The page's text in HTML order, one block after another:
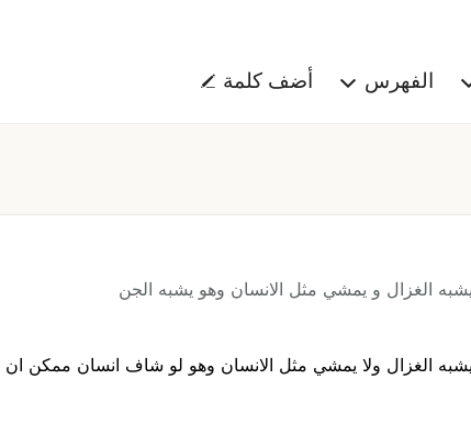
الفهرس أضف كلمة
الغزال و يمشي مثل الانسان وهو يشبه الجن
الغزال ولا يمشي مثل الانسان وهو لو شاف انسان ممكن ان